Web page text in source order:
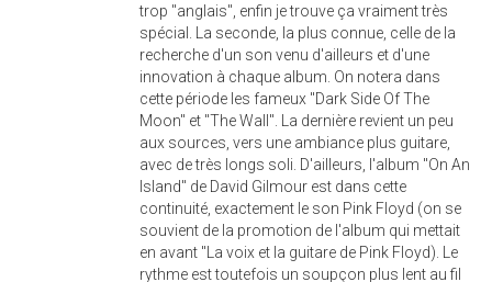
trop "anglais", enfin je trouve ça vraiment très
spécial. La seconde, la plus connue, celle de la
recherche d'un son venu d'ailleurs et d'une
innovation à chaque album. On notera dans
cette période les fameux "Dark Side Of The
Moon" et "The Wall". La dernière revient un peu
aux sources, vers une ambiance plus guitare,
avec de très longs soli. D'ailleurs, l'album "On An
Island" de David Gilmour est dans cette
continuité, exactement le son Pink Floyd (on se
souvient de la promotion de l'album qui mettait
en avant "La voix et la guitare de Pink Floyd). Le
rythme est toutefois un soupçon plus lent au fil